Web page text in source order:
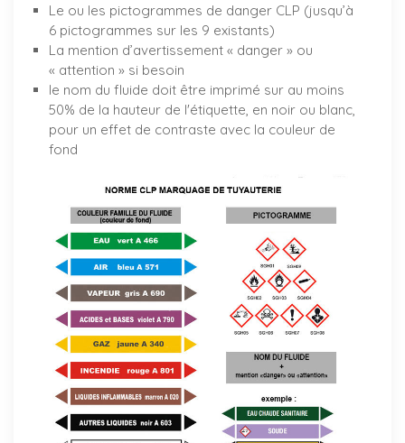
Le ou les pictogrammes de danger CLP (jusqu’à
6 pictogrammes sur les 9 existants)
La mention d’avertissement « danger » ou
« attention » si besoin
le nom du fluide doit être imprimé sur au moins
50% de la hauteur de l'étiquette, en noir ou blanc,
pour un effet de contraste avec la couleur de
fond